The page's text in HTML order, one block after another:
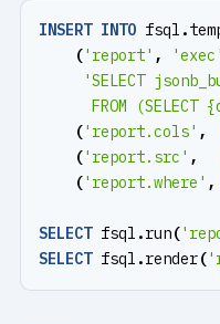
INSERT INTO fsql .
('report' , 'exec'
FROM (SELECT
('report.cols' ,
('report.src' ,
('report.where' ,
SELECT fsql .run(
SELECT fsql .render(